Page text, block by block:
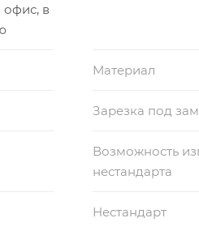
офис, в
Материал
Зарезка под
Возможность
нестандарта
Нестандарт